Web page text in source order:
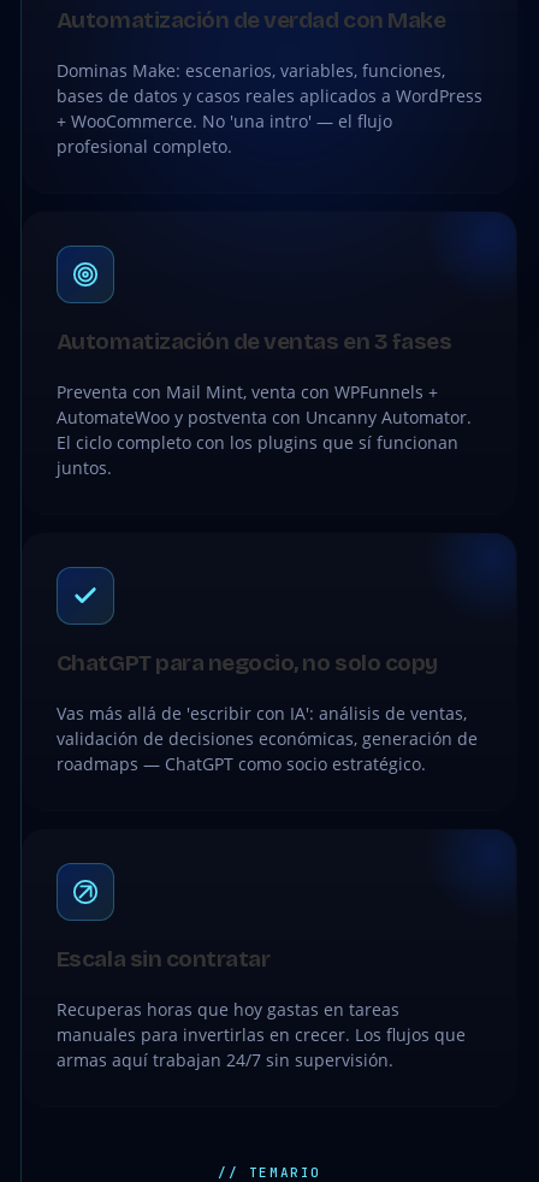
Automatización de verdad con Make
Dominas Make: escenarios, variables, funciones,
bases de datos y casos reales aplicados a WordPress
+ WooCommerce. No 'una intro' — el flujo
profesional completo.
Automatización de ventas en 3 fases
Preventa con Mail Mint, venta con WPFunnels +
AutomateWoo y postventa con Uncanny Automator.
El ciclo completo con los plugins que sí funcionan
juntos.
ChatGPT para negocio, no solo copy
Vas más allá de 'escribir con IA': análisis de ventas,
validación de decisiones económicas, generación de
roadmaps — ChatGPT como socio estratégico.
Escala sin contratar
Recuperas horas que hoy gastas en tareas
manuales para invertirlas en crecer. Los flujos que
armas aquí trabajan 24/7 sin supervisión.
// TEMARIO